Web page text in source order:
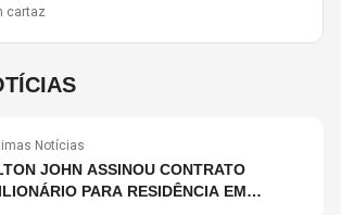
cartaz
Notícias
JOHN ASSINOU CONTRATO
PARA RESIDÊNCIA EM